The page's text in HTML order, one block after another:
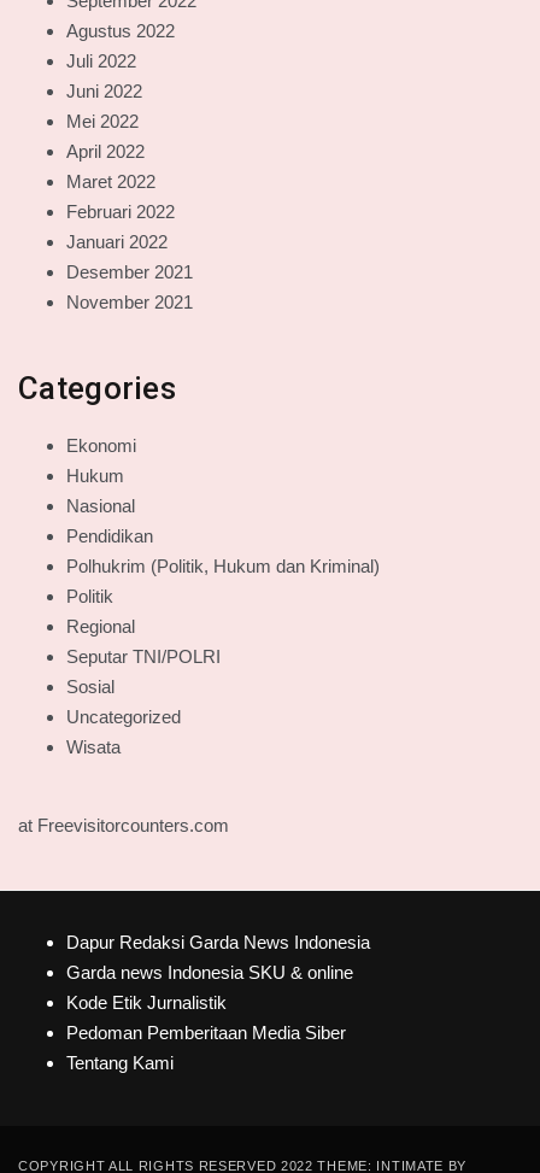
Agustus 2022
Juli 2022
Juni 2022
Mei 2022
April 2022
Maret 2022
Februari 2022
Januari 2022
Desember 2021
November 2021
Categories
Ekonomi
Hukum
Nasional
Pendidikan
Polhukrim (Politik, Hukum dan Kriminal)
Politik
Regional
Seputar TNI/POLRI
Sosial
Uncategorized
Wisata
at Freevisitorcounters.com
Dapur Redaksi Garda News Indonesia
Garda news Indonesia SKU & online
Kode Etik Jurnalistik
Pedoman Pemberitaan Media Siber
Tentang Kami
COPYRIGHT ALL RIGHTS RESERVED 2022 THEME: INTIMATE BY